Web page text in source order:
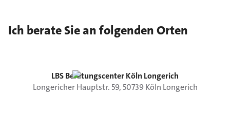
Ich berate Sie an folgenden Orten
LBS Beratungscenter Köln Longerich
Longericher Hauptstr. 59, 50739 Köln Longerich